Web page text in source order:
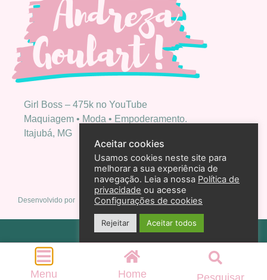
Girl Boss – 475k no YouTube
Maquiagem • Moda • Empoderamento.
Itajubá, MG
Desenvolvido por
Política de privacidade
2026 – Andreza Goulart – Todos os direitos reservados
Aceitar cookies
Usamos cookies neste site para
melhorar a sua experiência de
navegação. Leia a nossa Política de
privacidade ou acesse
Configurações de cookies
Rejeitar Aceitar todos
Menu Home Pesquisar